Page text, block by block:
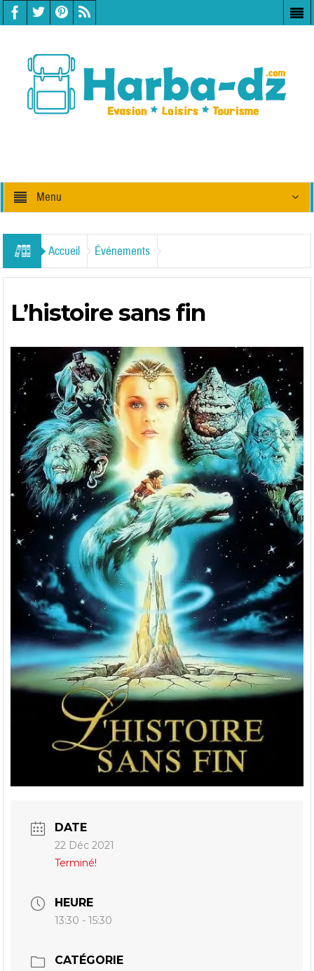
Menu
Accueil Événements
L’histoire sans fin
DATE
22 Déc 2021
Terminé!
HEURE
13:30 - 15:30
CATÉGORIE